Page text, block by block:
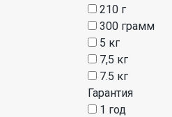
210 г
300 грамм
5 кг
7,5 кг
7.5 кг
Гарантия
1 год